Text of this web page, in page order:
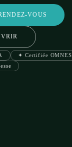
VOUS
✦ Certifiée OMNES